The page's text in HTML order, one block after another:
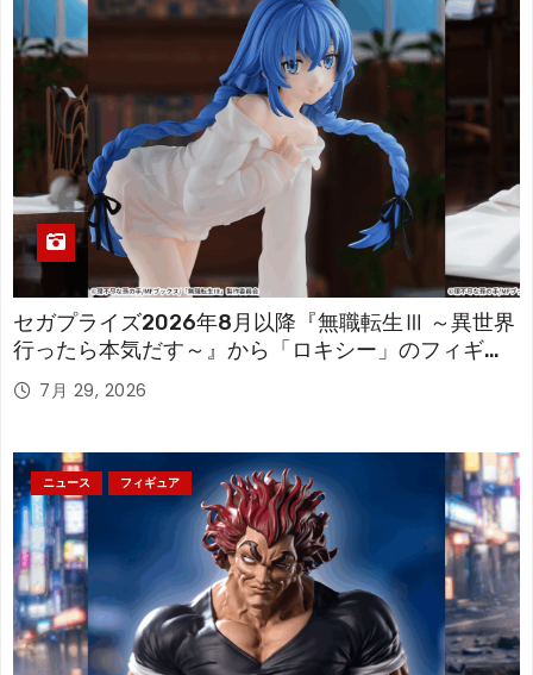
セガプライズ2026年8月以降『無職転生Ⅲ ～異世界
行ったら本気だす～』から「ロキシー」のフィギュ
アが登場！
7月 29, 2026
ニュース フィギュア